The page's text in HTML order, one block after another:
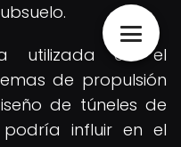
utilizada en el
de propulsión
de túneles de
influir en el